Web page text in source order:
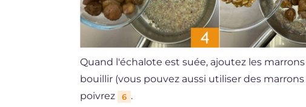
Quand l'échalote est suée, ajoutez les
bouillir (vous pouvez aussi utiliser des
poivrez
6 .